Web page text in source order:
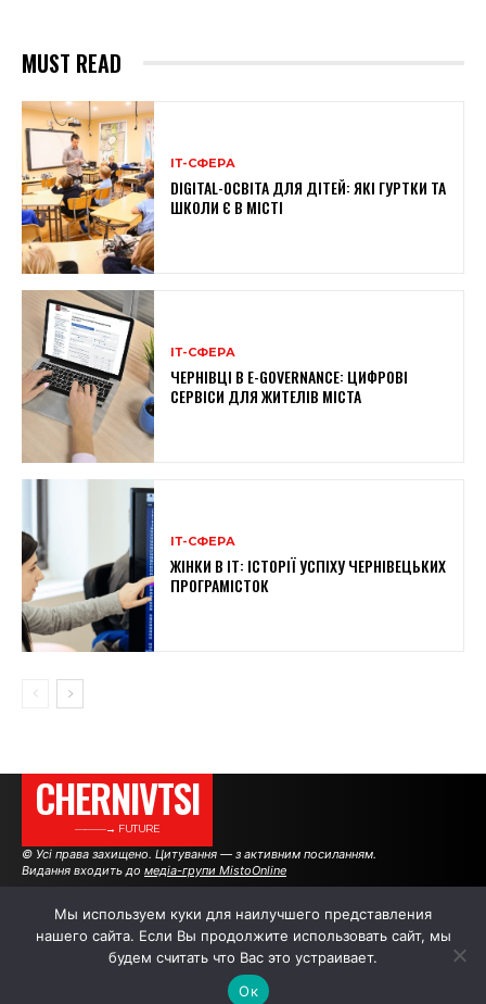
MUST READ
ІТ-СФЕРА
DIGITAL-ОСВІТА ДЛЯ ДІТЕЙ: ЯКІ ГУРТКИ ТА
ШКОЛИ Є В МІСТІ
ІТ-СФЕРА
ЧЕРНІВЦІ В E-GOVERNANCE: ЦИФРОВІ
СЕРВІСИ ДЛЯ ЖИТЕЛІВ МІСТА
ІТ-СФЕРА
ЖІНКИ В ІТ: ІСТОРІЇ УСПІХУ ЧЕРНІВЕЦЬКИХ
ПРОГРАМІСТОК
CHERNIVTSI
———→ FUTURE
© Усі права захищено. Цитування — з активним посиланням.
Видання входить до медіа-групи MistoOnline
АВТОРИ РЕКЛАМА НА САЙТІ
Мы используем куки для наилучшего представления
нашего сайта. Если Вы продолжите использовать сайт, мы
будем считать что Вас это устраивает.
Ок